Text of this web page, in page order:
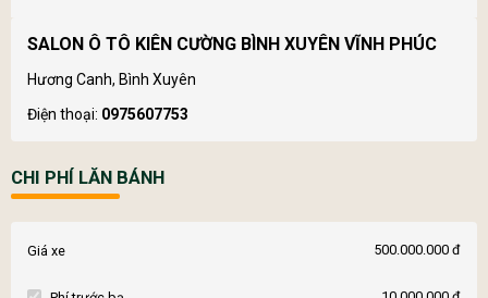
SALON Ô TÔ KIÊN CƯỜNG BÌNH XUYÊN VĨNH PHÚC
Hương Canh, Bình Xuyên
Điện thoại: 0975607753
CHI PHÍ LĂN BÁNH
Giá xe 500.000.000 đ